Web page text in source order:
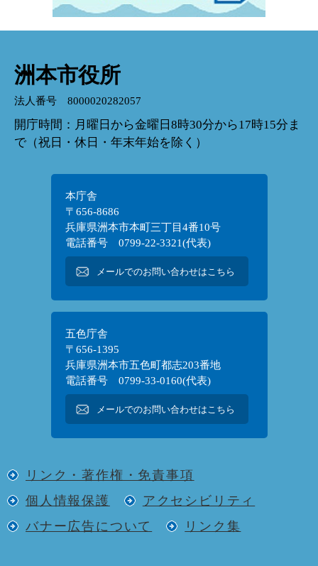
洲本市役所
法人番号 8000020282057
開庁時間：月曜日から金曜日8時30分から17時15分ま
で（祝日・休日・年末年始を除く）
本庁舎
〒656-8686
兵庫県洲本市本町三丁目4番10号
電話番号 0799-22-3321(代表)
メールでのお問い合わせはこちら
五色庁舎
〒656-1395
兵庫県洲本市五色町都志203番地
電話番号 0799-33-0160(代表)
メールでのお問い合わせはこちら
リンク・著作権・免責事項
個人情報保護
アクセシビリティ
バナー広告について
リンク集